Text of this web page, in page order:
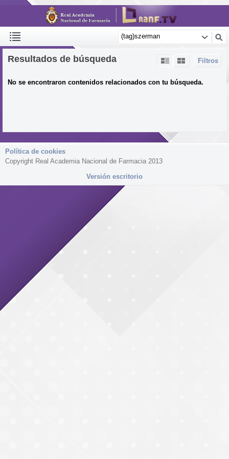
Filtros
Resultados de búsqueda
No se encontraron contenidos relacionados con tu búsqueda.
Política de cookies
Copyright Real Academia Nacional de Farmacia 2013
Versión escritorio